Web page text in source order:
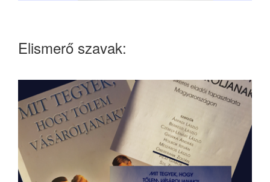
Elismerő szavak: